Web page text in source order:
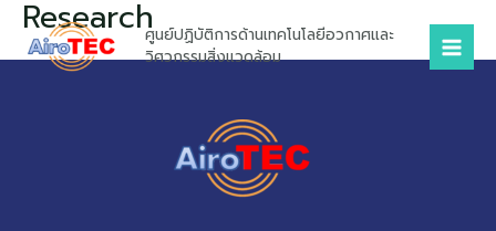
Skip
content
ศูนย์ปฏิบัติการด้านเทคโนโลยีอวกาศและ
วิศวกรรมสิ่งแวดล้อม
Research